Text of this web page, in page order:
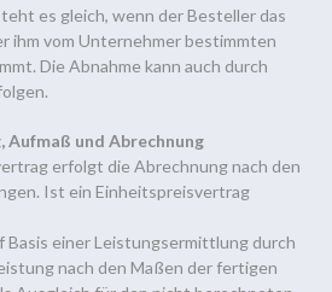
es gleich, wenn der Besteller das
ihm vom Unternehmer bestimmten
Die Abnahme kann auch durch
und Abrechnung
erfolgt die Abrechnung nach den
Ist ein Einheitspreisvertrag
Basis einer Leistungsermittlung durch
nach den Maßen der fertigen